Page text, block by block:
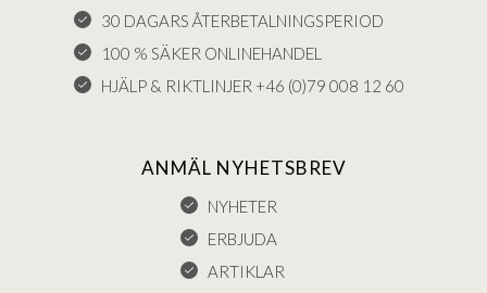
30 DAGARS ÅTERBETALNINGSPERIOD
100 % SÄKER ONLINEHANDEL
HJÄLP & RIKTLINJER +46 (0)79 008 12 60
ANMÄL NYHETSBREV
NYHETER
ERBJUDA
ARTIKLAR